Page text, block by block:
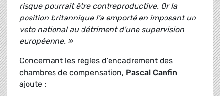
risque pourrait être contreproductive. Or la
position britannique l’a emporté en imposant un
veto national au détriment d'une supervision
européenne. »
Concernant les règles d’encadrement des
chambres de compensation, Pascal Canfin
ajoute :